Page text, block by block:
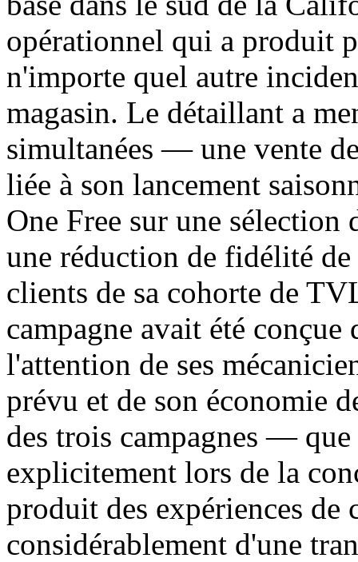
opérationnel qui a produit
n'importe quel autre
magasin. Le détaillant a
simultanées — une vente
liée à son lancement
One Free sur une sélection
une réduction de fidélité
clients de sa cohorte de
campagne avait été
l'attention de ses
prévu et de son économie
des trois campagnes —
explicitement lors de la
produit des expériences
considérablement d'une